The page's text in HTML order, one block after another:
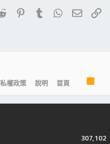
Reddit PinterestTumblrWhatsApp
電子
權政策 說明 首頁
S
307,102